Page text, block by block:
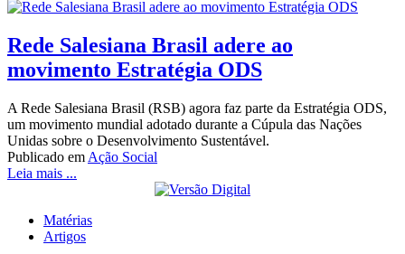
Rede Salesiana Brasil adere ao
movimento Estratégia ODS
A Rede Salesiana Brasil (RSB) agora faz parte da Estratégia ODS,
um movimento mundial adotado durante a Cúpula das Nações
Unidas sobre o Desenvolvimento Sustentável.
Publicado em Ação Social
Leia mais ...
Matérias
Artigos